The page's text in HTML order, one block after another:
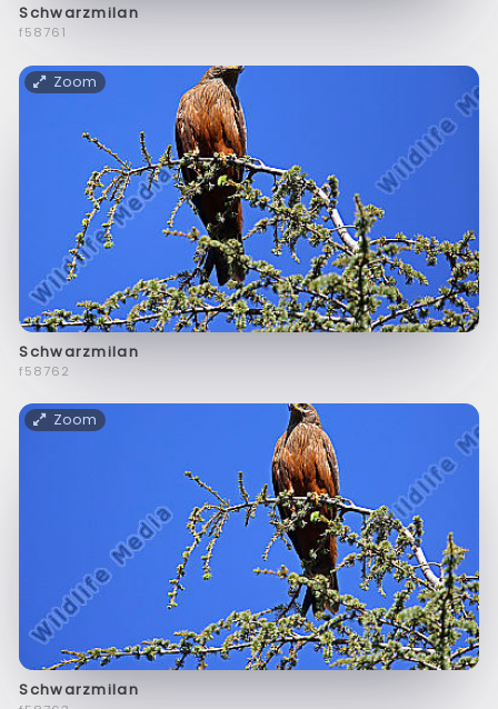
Schwarzmilan
f58761
Zoom
Schwarzmilan
f58762
Zoom
Schwarzmilan